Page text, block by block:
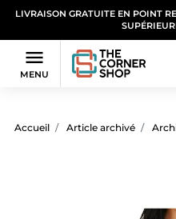
LIVRAISON GRATUITE EN POINT

MENU
Accueil Article archivé